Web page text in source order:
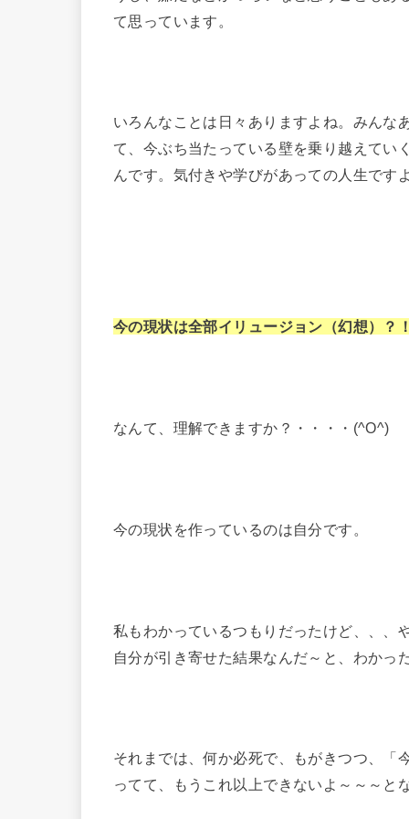
て思っています。
いろんなことは日々ありますよね。みんな
て、今ぶち当たっている壁を乗り越えてい
んです。気付きや学びがあっての人生です
今の現状は全部イリュージョン（幻想）？
なんて、理解できますか？・・・・(^O^)
今の現状を作っているのは自分です。
私もわかっているつもりだったけど、、、
自分が引き寄せた結果なんだ～と、わかっ
それまでは、何か必死で、もがきつつ、「
ってて、もうこれ以上できないよ～～～と